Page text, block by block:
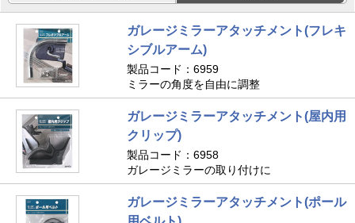
ガレージミラーアタッチメント(フレキ
シブルアーム)
製品コード：6959
ミラーの角度を自由に調整
ガレージミラーアタッチメント(屋内用
クリップ)
製品コード：6958
ガレージミラーの取り付けに
ガレージミラーアタッチメント(ポール